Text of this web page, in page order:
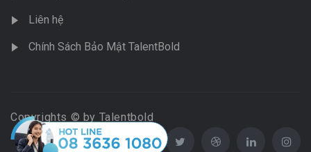
Liên hệ
Chính Sách Bảo Mật TalentBold
Copyrights © by Talentbold